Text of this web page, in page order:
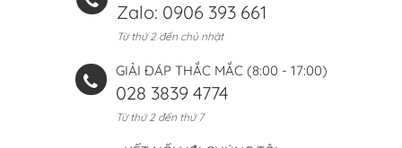
Zalo: 0906 393 661
Từ thứ 2 đến chủ nhật
GIẢI ĐÁP THẮC MẮC (8:00 - 17:00)
028 3839 4774
Từ thứ 2 đến thứ 7